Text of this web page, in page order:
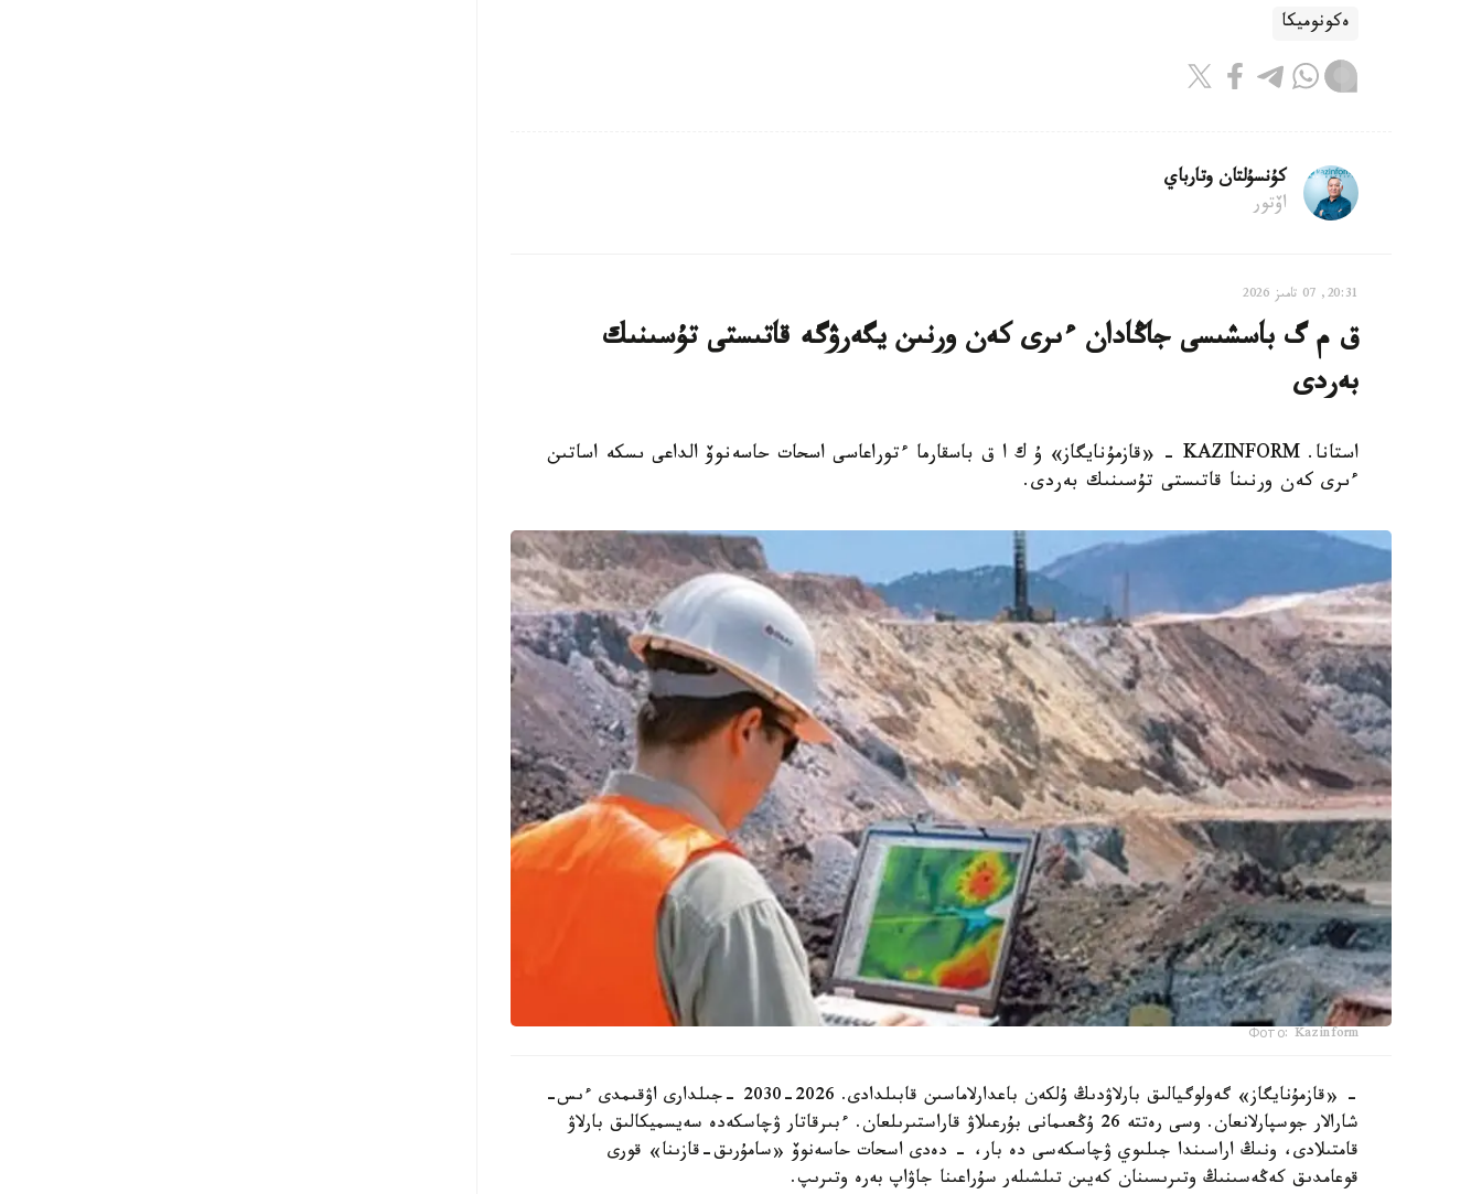
ەكونوميكا
كۇنسۇلتان وتارباي
اۆتور
20:31, 07 تامىز 2026
ق م گ باسشىسى جاڭادان ءىرى كەن ورنىن يگەرۋگە قاتىستى تۇسىنىك
بەردى
استانا. KAZINFORM - «قازمۇنايگاز» ۇ ك ا ق باسقارما ءتوراعاسى اسحات حاسەنوۆ الداعى ىسكە اساتىن
ءىرى كەن ورنىنا قاتىستى تۇسىنىك بەردى.
Фото: Kazinform
- «قازمۇنايگاز» گەولوگيالىق بارلاۋدىڭ ۇلكەن باعدارلاماسىن قابىلدادى. 2026-2030 -جىلدارى اۋقىمدى ءىس-
شارالار جوسپارلانعان. وسى رەتتە 26 ۇڭعىمانى بۇرعىلاۋ قاراستىرىلعان. ءبىرقاتار ۋچاسكەدە سەيسميكالىق بارلاۋ
قامتىلادى، ونىڭ اراسىندا جىلىوي ۋچاسكەسى دە بار، - دەدى اسحات حاسەنوۆ «سامۇرىق-قازىنا» قورى
قوعامدىق كەڭەسىنىڭ وتىرىسىنان كەيىن تىلشىلەر سۇراعىنا جاۋاپ بەرە وتىرىپ.